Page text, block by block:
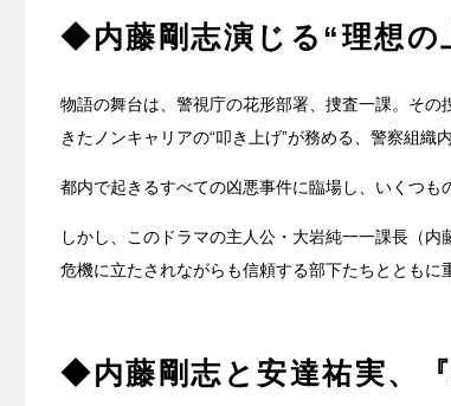
◆内藤剛志演じる“理想の
物語の舞台は、警視庁の花形部署、捜査一課。そ
きたノンキャリアの“叩き上げ”が務める、警察組織
都内で起きるすべての凶悪事件に臨場し、いくつも
しかし、このドラマの主人公・大岩純一一課長（
危機に立たされながらも信頼する部下たちとともに
◆内藤剛志と安達祐実、